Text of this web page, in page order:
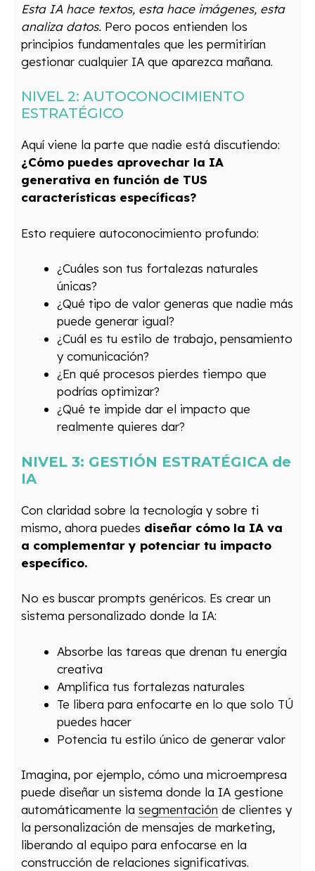
Esta IA hace textos, esta hace imágenes, esta
analiza datos. Pero pocos entienden los
principios fundamentales que les permitirían
gestionar cualquier IA que aparezca mañana.
NIVEL 2: AUTOCONOCIMIENTO
ESTRATÉGICO
Aquí viene la parte que nadie está discutiendo:
¿Cómo puedes aprovechar la IA
generativa en función de TUS
características específicas?
Esto requiere autoconocimiento profundo:
¿Cuáles son tus fortalezas naturales
únicas?
¿Qué tipo de valor generas que nadie más
puede generar igual?
¿Cuál es tu estilo de trabajo, pensamiento
y comunicación?
¿En qué procesos pierdes tiempo que
podrías optimizar?
¿Qué te impide dar el impacto que
realmente quieres dar?
NIVEL 3: GESTIÓN ESTRATÉGICA de
IA
Con claridad sobre la tecnología y sobre ti
mismo, ahora puedes diseñar cómo la IA va
a complementar y potenciar tu impacto
específico.
No es buscar prompts genéricos. Es crear un
sistema personalizado donde la IA:
Absorbe las tareas que drenan tu energía
creativa
Amplifica tus fortalezas naturales
Te libera para enfocarte en lo que solo TÚ
puedes hacer
Potencia tu estilo único de generar valor
Imagina, por ejemplo, cómo una microempresa
puede diseñar un sistema donde la IA gestione
automáticamente la segmentación de clientes y
la personalización de mensajes de marketing,
liberando al equipo para enfocarse en la
construcción de relaciones significativas.